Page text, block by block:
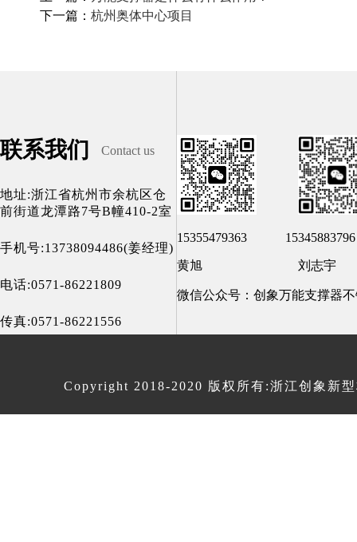
下一篇： 杭州奥体中心项目
联系我们 Contact us
地址:浙江省杭州市余杭区仓
前街道龙潭路7号B幢410-2室
手机号:13738094486(姜经理)
电话:0571-86221809
传真:0571-86221556
15355479363
黄旭 刘志
微信公众号：创象万能支撑器
Copyright 2018-2020 版权所有:浙江创象新